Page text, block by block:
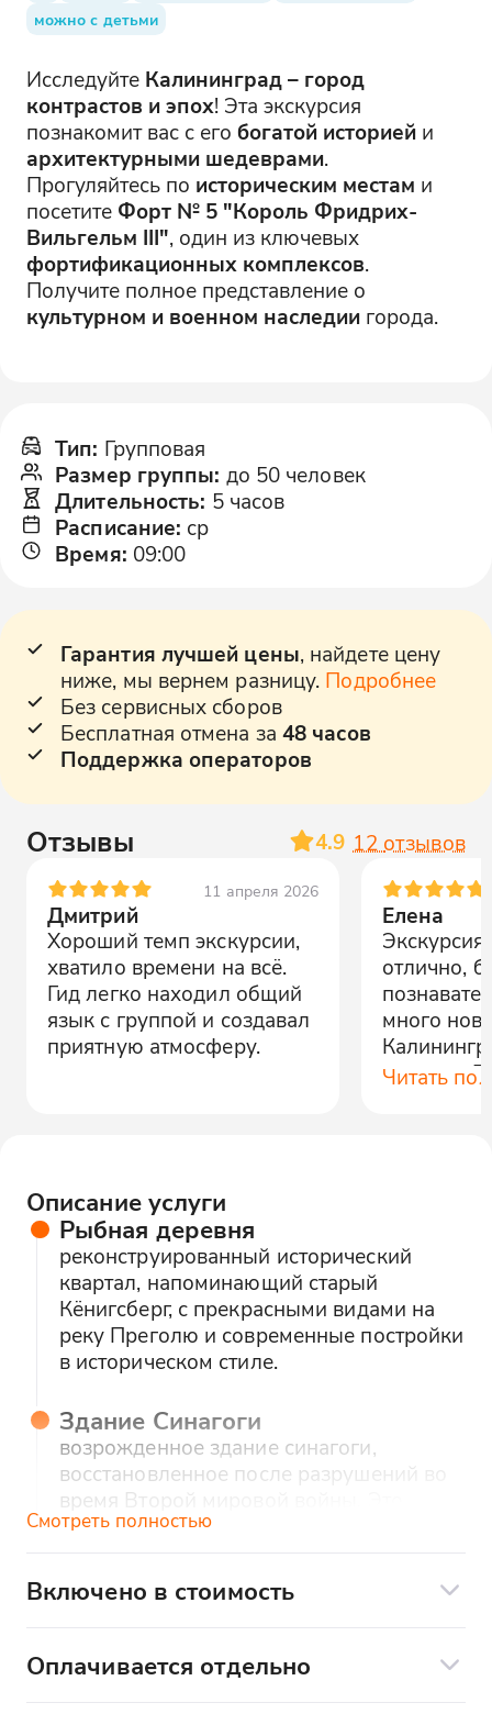
можно с детьми
Исследуйте Калининград – город
контрастов и эпох! Эта экскурсия
познакомит вас с его богатой историейи
архитектурными шедеврами.
Прогуляйтесь по историческим местам и
посетите Форт № 5 "Король Фридрих-
Вильгельм III", один из ключевых
фортификационных комплексов.
Получите полное представление о
культурном и военном наследиигорода.
Тип: Групповая
Размер группы: до 50 человек
Длительность: 5 часов
Расписание: ср
Время: 09:00
Гарантия лучшей цены, найдете цену
ниже, мы вернем разницу. Подробнее
Без сервисных сборов
Бесплатная отмена за 48 часов
Поддержка операторов
Отзывы 4.9 12 отзывов
11 апреля 2026
Дмитрий
Хороший темп экскурсии,
хватило времени на всё.
Гид легко находил общий
язык с группой и создавал
приятную атмосферу.
Елена
отлично,
много
истории.
Читать
Описание услуги
Рыбная деревня
реконструированный исторический
квартал, напоминающий старый
Кёнигсберг, с прекрасными видами на
реку Преголю и современные постройки
в историческом стиле.
Здание Синагоги
возрожденное здание синагоги,
восстановленное после разрушений во
время Второй мировой войны. Это
символ возрождения еврейской
Остров Канта
находится Кафедральный собор и
Смотреть полностью
Включено в стоимость
Экскурсионное сопровождение
Оплачивается отдельно